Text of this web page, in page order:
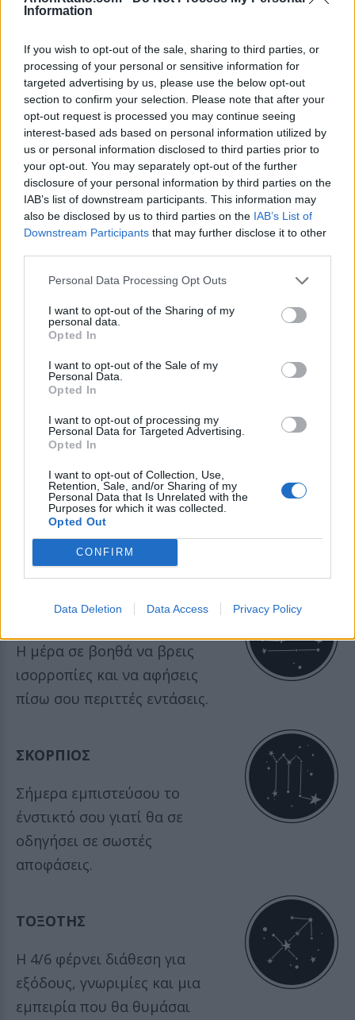
Information
If you wish to opt-out of the sale, sharing to third parties, or
processing of your personal or sensitive information for
targeted advertising by us, please use the below opt-out
section to confirm your selection. Please note that after your
opt-out request is processed you may continue seeing
interest-based ads based on personal information utilized by
us or personal information disclosed to third parties prior to
your opt-out. You may separately opt-out of the further
disclosure of your personal information by third parties on the
IAB’s list of downstream participants. This information may
also be disclosed by us to third parties on the IAB’s List of
Downstream Participants that may further disclose it to other
Personal Data Processing Opt Outs
I want to opt-out of the Sharing of my
personal data.
Opted In
I want to opt-out of the Sale of my
Personal Data.
Opted In
I want to opt-out of processing my
Personal Data for Targeted Advertising.
Opted In
I want to opt-out of Collection, Use,
Retention, Sale, and/or Sharing of my
Personal Data that Is Unrelated with the
Purposes for which it was collected.
Opted Out
CONFIRM
Data Deletion Data Access Privacy Policy
Η μέρα φέρνει νέες συζητήσεις,
μια ευχάριστη ανατροπή.
ΚΑΡΚΙΝΟΣ
Η 4/6 σε κάνει πιο
συναισθηματικό και σου
θυμίζει πόσο σημαντικοί είναι
οι δικοί σου άνθρωποι.
ΛΕΩΝ
Σήμερα ξεχωρίζεις εύκολα και
μια θετική εξέλιξη σου δίνει
ακόμα μεγαλύτερη
αυτοπεποίθηση.
ΠΑΡΘΕΝΟΣ
Μια λεπτομέρεια που οι άλλοι
αγνοούν σήμερα μπορεί να
αποδειχθεί πολύ σημαντική για
ΖΥΓΟΣ
Η μέρα σε βοηθά να βρεις
ισορροπίες και να αφήσεις
πίσω σου περιττές εντάσεις.
ΣΚΟΡΠΙΟΣ
Σήμερα εμπιστεύσου το
ένστικτό σου γιατί θα σε
οδηγήσει σε σωστές
αποφάσεις.
ΤΟΞΟΤΗΣ
Η 4/6 φέρνει διάθεση για
εξόδους, γνωριμίες και μια
εμπειρία που θα θυμάσαι